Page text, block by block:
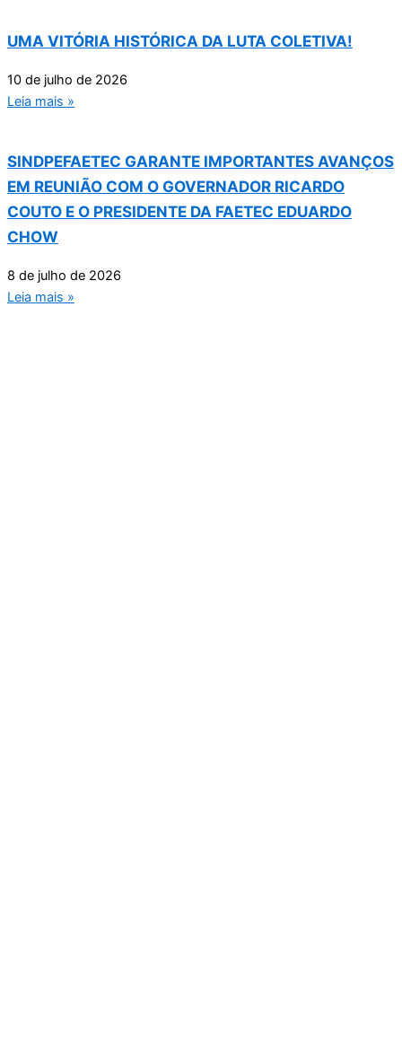
UMA VITÓRIA HISTÓRICA DA LUTA COLETIVA!
10 de julho de 2026
Leia mais »
SINDPEFAETEC GARANTE IMPORTANTES AVANÇOS
EM REUNIÃO COM O GOVERNADOR RICARDO
COUTO E O PRESIDENTE DA FAETEC EDUARDO
CHOW
8 de julho de 2026
Leia mais »